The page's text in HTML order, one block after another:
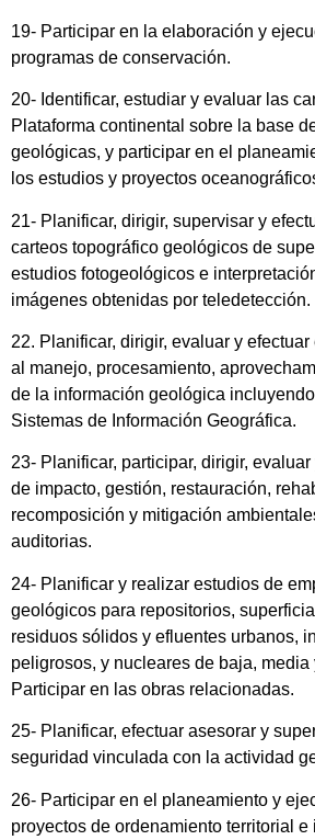
19- Participar en la elaboración y
programas de conservación.
20- Identificar, estudiar y evaluar las
Plataforma continental sobre la base
geológicas, y participar en el
los estudios y proyectos
21- Planificar, dirigir, supervisar y
carteos topográfico geológicos de
estudios fotogeológicos e
imágenes obtenidas por teledetección.
22. Planificar, dirigir, evaluar y
al manejo, procesamiento,
de la información geológica
Sistemas de Información Geográfica.
23- Planificar, participar, dirigir,
de impacto, gestión, restauración,
recomposición y mitigación
auditorias.
24- Planificar y realizar estudios de
geológicos para repositorios,
residuos sólidos y efluentes urbanos,
peligrosos, y nucleares de baja, media
Participar en las obras relacionadas.
25- Planificar, efectuar asesorar y
seguridad vinculada con la actividad
26- Participar en el planeamiento y
proyectos de ordenamiento territorial e